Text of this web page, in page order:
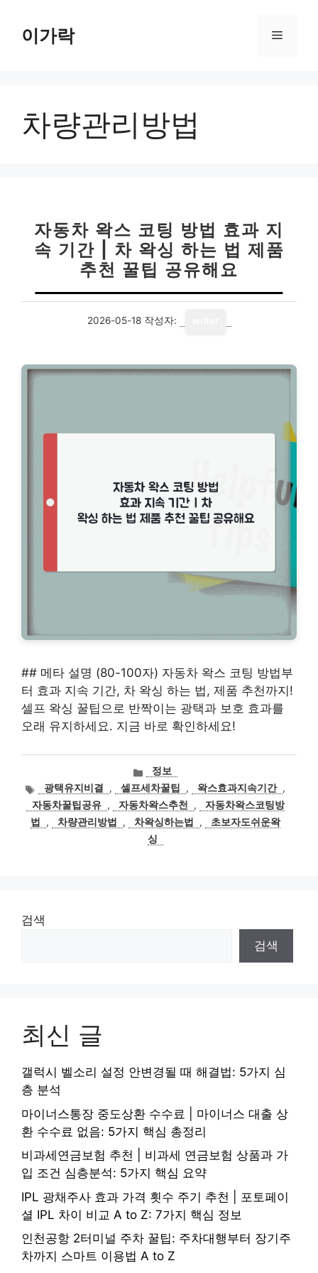
이가락 메
차량관리방법
자동차 왁스 코팅 방법 효과 지
속 기간 | 차 왁싱 하는 법 제품
추천 꿀팁 공유해요
2026-05-18 작성자:
## 메타 설명 (80-100자) 자동차 왁스 코팅 방법부
터 효과 지속 기간, 차 왁싱 하는 법, 제품 추천까지!
셀프 왁싱 꿀팁으로 반짝이는 광택과 보호 효과를
오래 유지하세요. 지금 바로 확인하세요!
카
테
고
리
정보
태
그
광택유지비결 , 셀프세차꿀팁 , 왁스효과지속기간 ,
자동차꿀팁공유 , 자동차왁스추천 ,
자동차왁스코팅방
법
, 차량관리방법 , 차왁싱하는법 ,
초보자도쉬운왁
싱
검색
검색
최신 글
갤럭시 벨소리 설정 안변경될 때 해결법: 5가지 심
층 분석
마이너스통장 중도상환 수수료 | 마이너스 대출 상
환 수수료 없음: 5가지 핵심 총정리
비과세연금보험 추천 | 비과세 연금보험 상품과 가
입 조건 심층분석: 5가지 핵심 요약
IPL 광채주사 효과 가격 횟수 주기 추천 | 포토페이
셜 IPL 차이 비교 A to Z: 7가지 핵심 정보
인천공항 2터미널 주차 꿀팁: 주차대행부터 장기주
차까지 스마트 이용법 A to Z